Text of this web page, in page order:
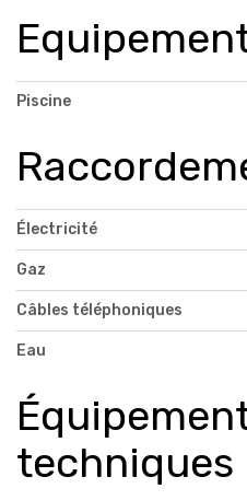
Piscine
Électricité
Gaz
Câbles téléphoniques
Eau
techniques